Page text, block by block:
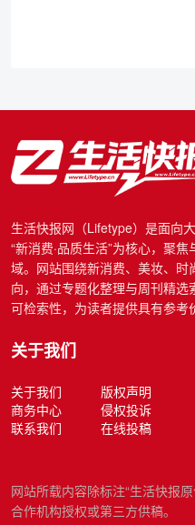
生活快报网（Lifetype）是面向
“新消费·品质生活”为核心，聚
域。网站围绕新消费、美妆、
向，通过专题化整理与周刊精
可检索性，为读者提供具有参考
关于我们
关于我们
版权声明
商务中心
侵权投诉
联系我们
在线投稿
网站所载内容除标注“生活快报
合作机构授权或第三方供稿。